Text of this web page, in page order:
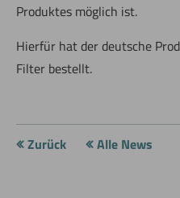
Produktes möglich ist.
Hierfür hat der deutsche
Filter bestellt.
Zurück Alle News